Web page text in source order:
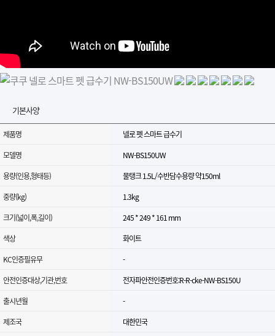
기본사양
제품명
넬로 펫 스마트 급수기
모델명
NW-BS150UW
용량(인용,형태등)
물탱크 1.5L/수반담수용량 약150ml
중량(kg)
1.3kg
크기(넓이,폭,길이)
245 * 249 * 161 mm
색상
화이트
KC인증필유무
-
안전인증대상,기관,번호
전자파안전인증번호:R-R-cke-NW-BS150U
출시년월
-
제조국
대한민국